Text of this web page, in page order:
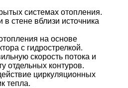
системах отопления.
в стене вблизи источника
на основе
с гидрострелкой.
скорость потока и
отдельных контуров.
циркуляционных
тепла.